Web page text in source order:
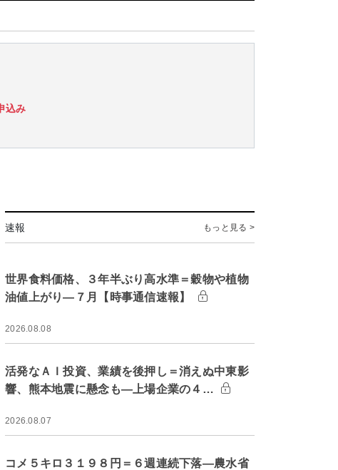
込み
速報 もっと見る >
世界食料価格、３年半ぶり高水準＝穀物や植物
油値上がり―７月【時事通信速報】
2026.08.08
活発なＡＩ投資、業績を後押し＝消えぬ中東影
響、熊本地震に懸念も―上場企業の４…
2026.08.07
コメ５キロ３１９８円＝６週連続下落―農水省